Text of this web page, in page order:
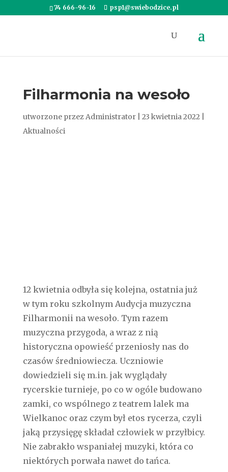
74 666-96-16 psp1@swiebodzice.pl
Filharmonia na wesoło
utworzone przezAdministrator| 23 kwietnia 2022
Aktualności
12 kwietnia odbyła się kolejna, ostatnia już
w tym roku szkolnym Audycja muzyczna
Filharmonii na wesoło. Tym razem
muzyczna przygoda, a wraz z nią
historyczna opowieść przeniosły nas do
czasów średniowiecza. Uczniowie
dowiedzieli się m.in. jak wyglądały
rycerskie turnieje, po co w ogóle budowano
zamki, co wspólnego z teatrem lalek ma
Wielkanoc oraz czym był etos rycerza, czyli
jaką przysięgę składał człowiek w przyłbicy.
Nie zabrakło wspaniałej muzyki, która co
niektórych porwała nawet do tańca.